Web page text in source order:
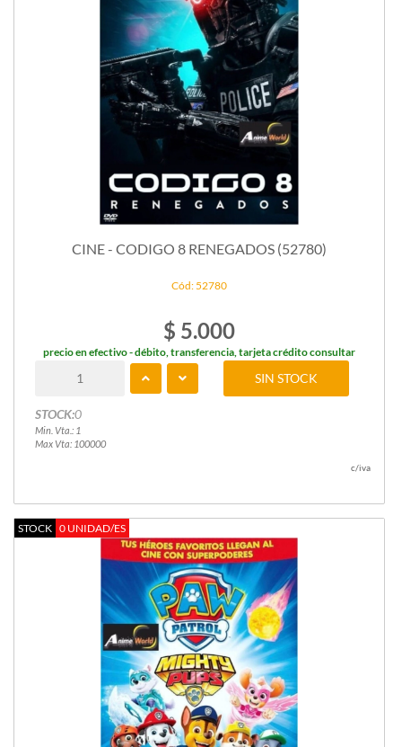
CINE - CODIGO 8 RENEGADOS (52780)
Cód: 52780
$ 5.000
precio en efectivo - débito, transferencia, tarjeta crédito consultar
STOCK:0
Min. Vta.: 1
Max Vta: 100000
SIN STOCK
c/iva
STOCK 0 UNIDAD/ES